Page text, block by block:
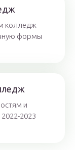
колледж
формы
и
2023